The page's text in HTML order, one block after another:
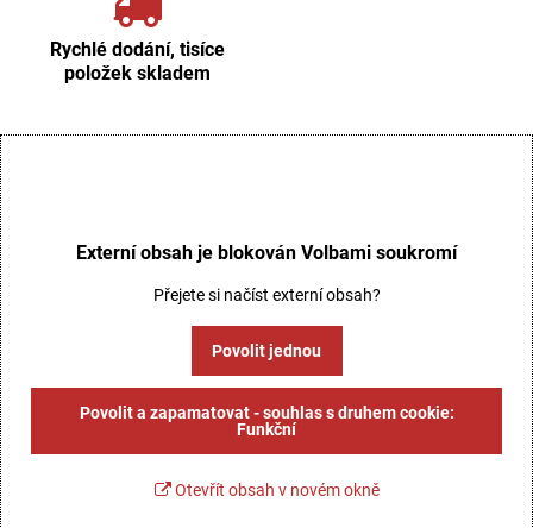
Rychlé dodání, tisíce
položek skladem
Externí obsah je blokován Volbami soukromí
Přejete si načíst externí obsah?
Povolit jednou
Povolit a zapamatovat - souhlas s druhem cookie:
Funkční
Otevřít obsah v novém okně